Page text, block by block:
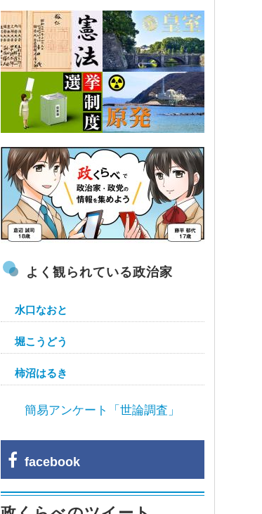
よく観られている政治家
水口なおと
堀こうどう
柿沼はるき
簡易アンケート「世論調査」
facebook